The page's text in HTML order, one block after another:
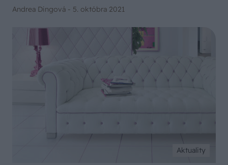
Andrea Dingová - 5. októbra 2021
Aktuality